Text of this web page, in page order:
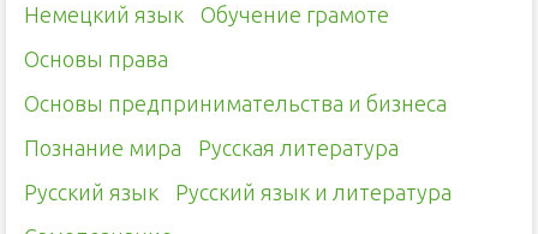
Немецкий язык
Обучение грамоте
Основы права
Основы предпринимательства и бизнеса
Познание мира
Русская литература
Русский язык
Русский язык и литература